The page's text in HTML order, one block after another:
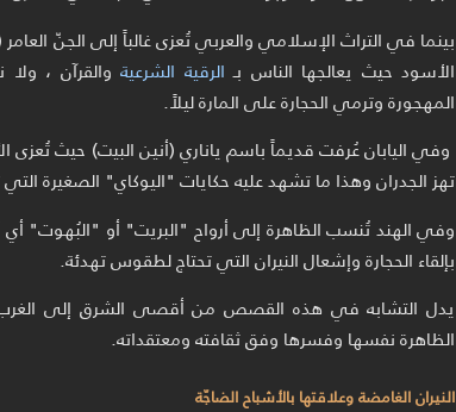
بينما في التراث الإسلامي والعربي تُعزى غالباً إلى الجنّ
الأسود حيث يعالجها الناس بـ الرقية الشرعيةوالقرآن ،
المهجورة وترمي الحجارة على المارة ليلاً.
وفي اليابان عُرفت قديماً باسم ياناري (أنين البيت) حيث تُعزى
تهز الجدران وهذا ما تشهد عليه حكايات "اليوكاي" الصغيرة التي
وفي الهند تُنسب الظاهرة إلى أرواح "البريت" أو "البُهوت"
بإلقاء الحجارة وإشعال النيران التي تحتاج لطقوس تهدئة.
يدل التشابه في هذه القصص من أقصى الشرق إلى
الظاهرة نفسها وفسرها وفق ثقافته ومعتقداته.
النيران الغامضة وعلاقتها بالأشباح الضاجّة